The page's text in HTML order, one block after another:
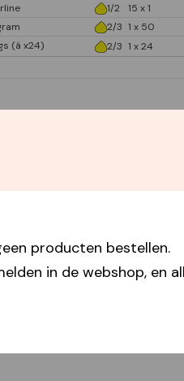
producten bestellen.
in de webshop, en
1/2 15 x 1
2/3 1 x 50
(á x24) 2/3 1 x 24